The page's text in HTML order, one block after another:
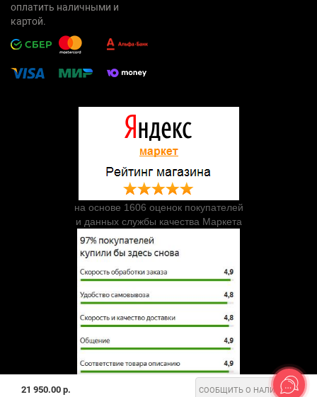
21 950.00 р. СООБЩИТЬ О НАЛИЧИИ
оплатить наличными и
картой.
на основе 1606 оценок покупателей
и данных службы качества Маркета